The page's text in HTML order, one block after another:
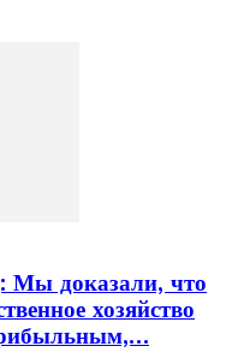
Мы доказали, что
хозяйство